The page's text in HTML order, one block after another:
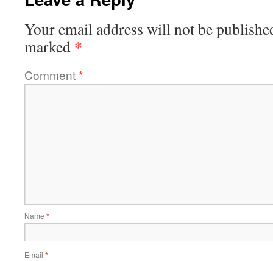
Your email address will not be
marked *
Comment*
Name *
Email *